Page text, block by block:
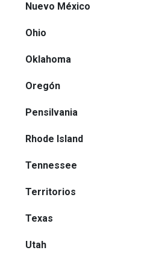
Nuevo México
Ohio
Oklahoma
Oregón
Pensilvania
Rhode Island
Tennessee
Territorios
Texas
Utah